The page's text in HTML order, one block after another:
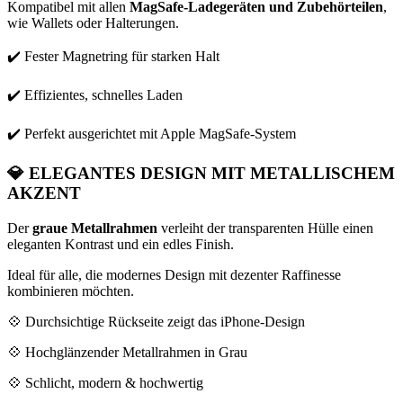
Kompatibel mit allen MagSafe-Ladegeräten und Zubehörteilen,
wie Wallets oder Halterungen.
✔️ Fester Magnetring für starken Halt
✔️ Effizientes, schnelles Laden
✔️ Perfekt ausgerichtet mit Apple MagSafe-System
💎 ELEGANTES DESIGN MIT METALLISCHEM
AKZENT
Dergraue Metallrahmen verleiht der transparenten Hülle einen
eleganten Kontrast und ein edles Finish.
Ideal für alle, die modernes Design mit dezenter Raffinesse
kombinieren möchten.
💠 Durchsichtige Rückseite zeigt das iPhone-Design
💠 Hochglänzender Metallrahmen in Grau
💠 Schlicht, modern & hochwertig